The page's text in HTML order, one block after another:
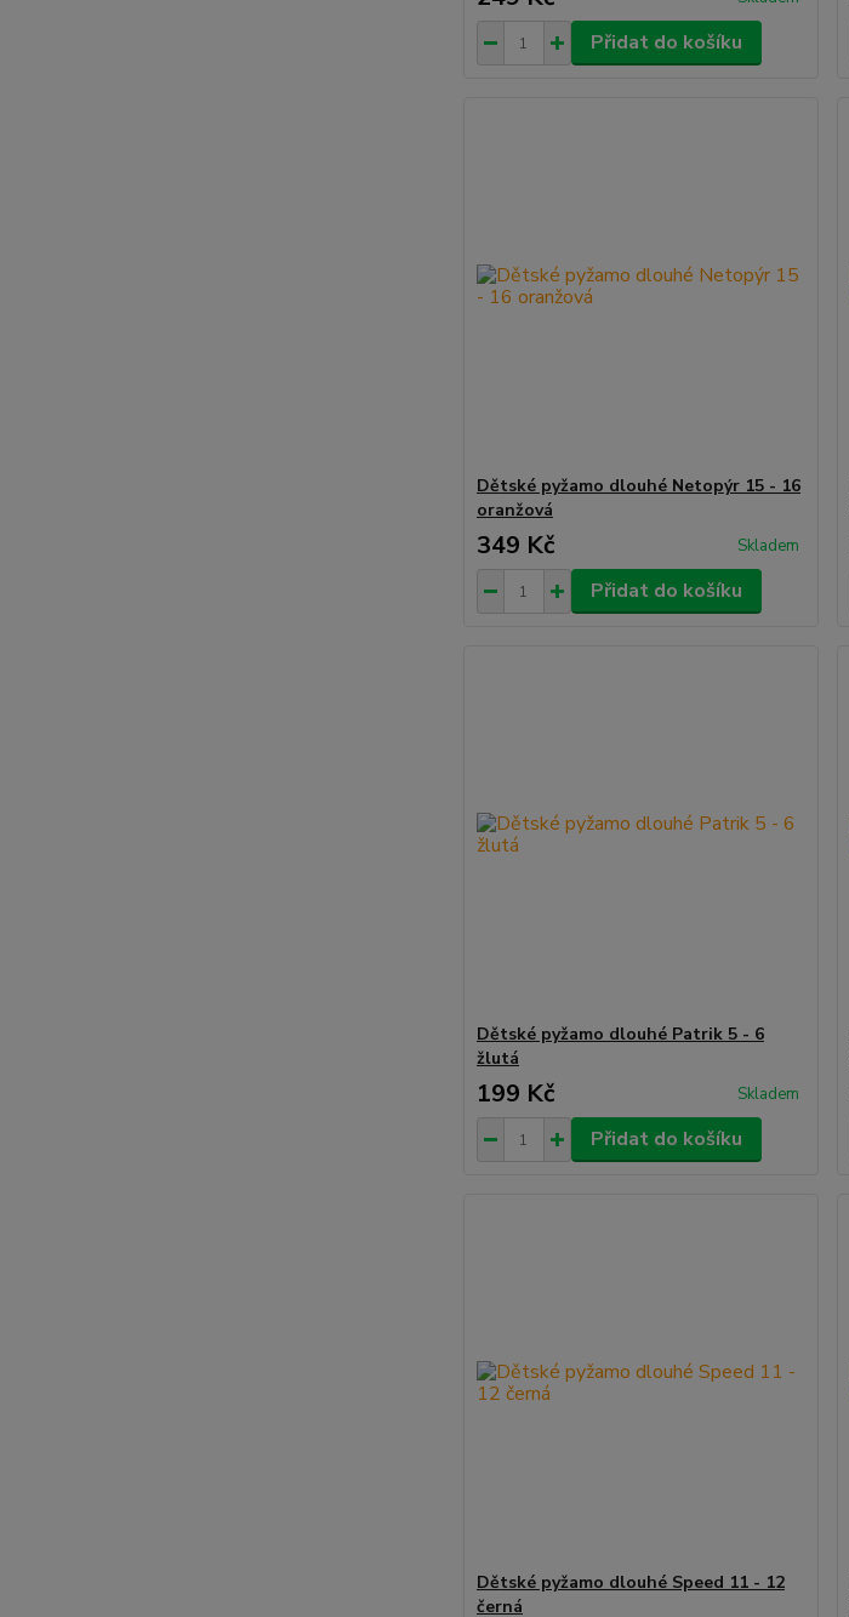
Přidat do košíku
Dětské pyžamo dlouhé Netopýr 15 - 16
oranžová
349 Kč Skladem
Přidat do košíku
Dětské pyžamo dlouhé Patrik 5 - 6
žlutá
199 Kč Skladem
Přidat do košíku
Dětské pyžamo dlouhé Speed 11 - 12
černá